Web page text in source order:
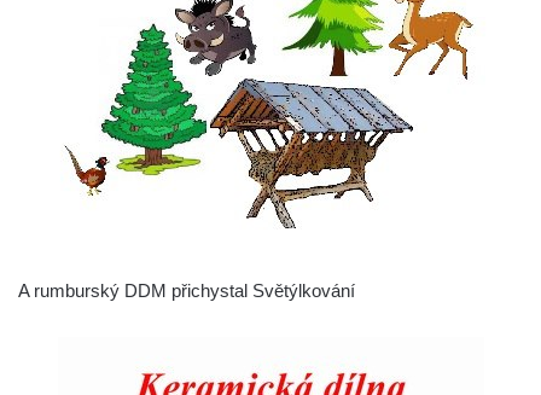
A rumburský DDM přichystal Světýlkování